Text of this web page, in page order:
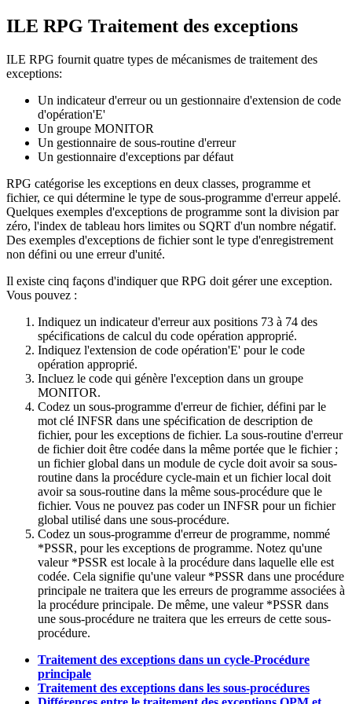
ILE RPG Traitement des exceptions
ILE RPG fournit quatre types de mécanismes de traitement des
exceptions:
Un indicateur d'erreur ou un gestionnaire d'extension de code
d'opération'E'
Un groupe MONITOR
Un gestionnaire de sous-routine d'erreur
Un gestionnaire d'exceptions par défaut
RPG catégorise les exceptions en deux classes, programme et
fichier, ce qui détermine le type de sous-programme d'erreur appelé.
Quelques exemples d'exceptions de programme sont la division par
zéro, l'index de tableau hors limites ou SQRT d'un nombre négatif.
Des exemples d'exceptions de fichier sont le type d'enregistrement
non défini ou une erreur d'unité.
Il existe cinq façons d'indiquer que RPG doit gérer une exception.
Vous pouvez :
Indiquez un indicateur d'erreur aux positions 73 à 74 des
spécifications de calcul du code opération approprié.
Indiquez l'extension de code opération'E' pour le code
opération approprié.
Incluez le code qui génère l'exception dans un groupe
MONITOR.
Codez un sous-programme d'erreur de fichier, défini par le
mot clé INFSR dans une spécification de description de
fichier, pour les exceptions de fichier. La sous-routine d'erreur
de fichier doit être codée dans la même portée que le fichier ;
un fichier global dans un module de cycle doit avoir sa sous-
routine dans la procédure cycle-main et un fichier local doit
avoir sa sous-routine dans la même sous-procédure que le
fichier. Vous ne pouvez pas coder un INFSR pour un fichier
global utilisé dans une sous-procédure.
Codez un sous-programme d'erreur de programme, nommé
*PSSR, pour les exceptions de programme. Notez qu'une
valeur *PSSR est locale à la procédure dans laquelle elle est
codée. Cela signifie qu'une valeur *PSSR dans une procédure
principale ne traitera que les erreurs de programme associées à
la procédure principale. De même, une valeur *PSSR dans
une sous-procédure ne traitera que les erreurs de cette sous-
procédure.
Traitement des exceptions dans un cycle-Procédure
principale
Traitement des exceptions dans les sous-procédures